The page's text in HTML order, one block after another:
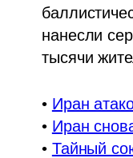
нанесли
тысячи
• Иран
• Иран
• Тайный